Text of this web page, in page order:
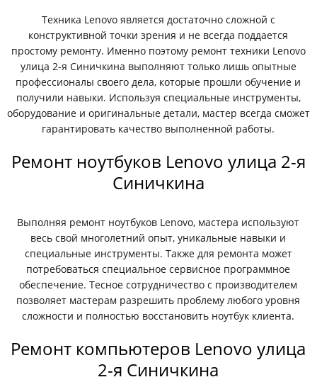
Техника Lenovo является достаточно сложной с
конструктивной точки зрения и не всегда поддается
простому ремонту. Именно поэтому ремонт техники Lenovo
улица 2-я Синичкина выполняют только лишь опытные
профессионалы своего дела, которые прошли обучение и
получили навыки. Используя специальные инструменты,
оборудование и оригинальные детали, мастер всегда сможет
гарантировать качество выполненной работы.
Ремонт ноутбуков Lenovo улица 2-я
Синичкина
Выполняя ремонт ноутбуков Lenovo, мастера используют
весь свой многолетний опыт, уникальные навыки и
специальные инструменты. Также для ремонта может
потребоваться специальное сервисное программное
обеспечение. Тесное сотрудничество с производителем
позволяет мастерам разрешить проблему любого уровня
сложности и полностью восстановить ноутбук клиента.
Ремонт компьютеров Lenovo улица
2-я Синичкина